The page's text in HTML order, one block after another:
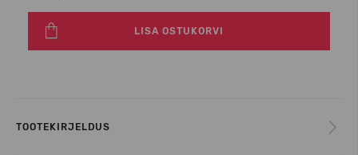
LISA OSTUKORVI
TOOTEKIRJELDUS